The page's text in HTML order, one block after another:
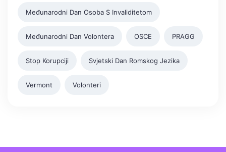
Međunarodni Dan Osoba S Invaliditetom
Međunarodni Dan Volontera OSCE PRAGG
Stop Korupciji Svjetski Dan Romskog Jezika
Vermont Volonteri